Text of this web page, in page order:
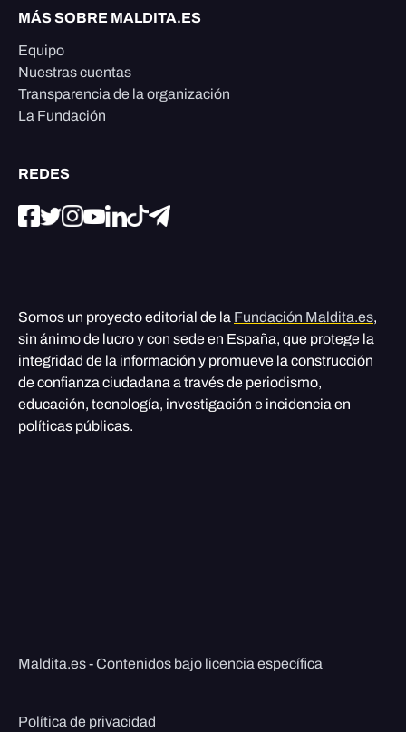
MÁS SOBRE MALDITA.ES
Equipo
Nuestras cuentas
Transparencia de la organización
La Fundación
REDES
Somos un proyecto editorial de la Fundación Maldita.es,
sin ánimo de lucro y con sede en España, que protege la
integridad de la información y promueve la construcción
de confianza ciudadana a través de periodismo,
educación, tecnología, investigación e incidencia en
políticas públicas.
Maldita.es - Contenidos bajo licencia específica
Política de privacidad